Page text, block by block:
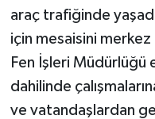
araç trafiğinde
için mesaisini
Fen İşleri
dahilinde
ve vatandaşlardan